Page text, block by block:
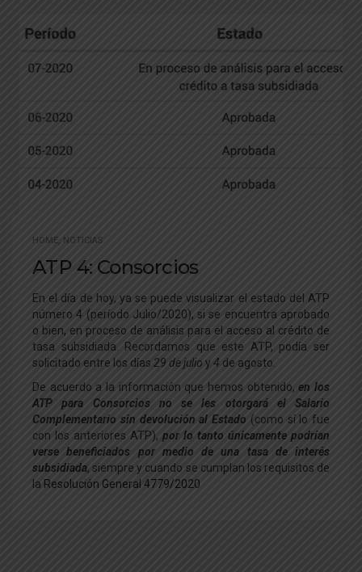
HOME, NOTICIAS
ATP 4: Consorcios
En el día de hoy, ya se puede visualizar el estado del ATP
número 4 (período Julio/2020), si se encuentra aprobado
o bien, en proceso de análisis para el acceso al crédito de
tasa subsidiada.
Recordamos que este ATP, podía ser
solicitado entre los días 29 de julio y 4 de agosto.
De acuerdo a la información que hemos obtenido,en los
ATP para Consorcios no se les otorgará el Salario
Complementario sin devolución al Estado (como sí lo fue
con los anteriores ATP), por lo tanto únicamente podrían
verse beneficiados por medio de una tasa de interés
subsidiada, siempre y cuando se cumplan los requisitos de
la Resolución General 4779/2020